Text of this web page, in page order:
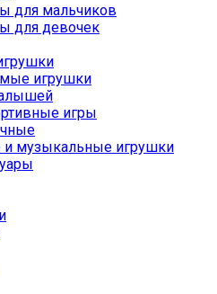
для мальчиков
для девочек
игрушки
игры
и музыкальные игрушки